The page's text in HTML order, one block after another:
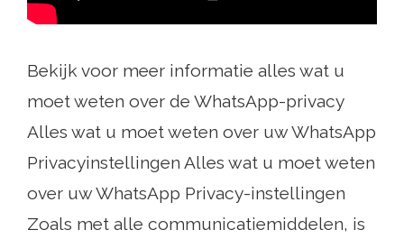
Bekijk voor meer informatie alles wat u
moet weten over de WhatsApp-privacy
Alles wat u moet weten over uw WhatsApp
Privacyinstellingen Alles wat u moet weten
over uw WhatsApp Privacy-instellingen
Zoals met alle communicatiemiddelen, is